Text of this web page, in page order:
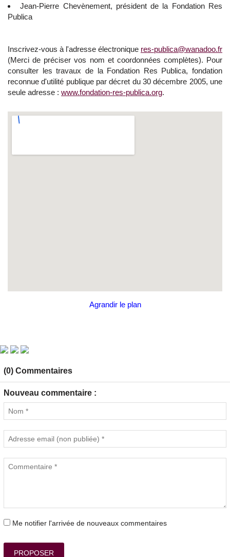
Jean-Pierre Chevènement, président de la Fondation Res
Publica
Inscrivez-vous à l'adresse électronique res-publica@wanadoo.fr
(Merci de préciser vos nom et coordonnées complètes). Pour
consulter les travaux de la Fondation Res Publica, fondation
reconnue d'utilité publique par décret du 30 décembre 2005, une
seule adresse : www.fondation-res-publica.org.
Agrandir le plan
(0) Commentaires
Nouveau commentaire :
Me notifier l'arrivée de nouveaux commentaires
PROPOSER